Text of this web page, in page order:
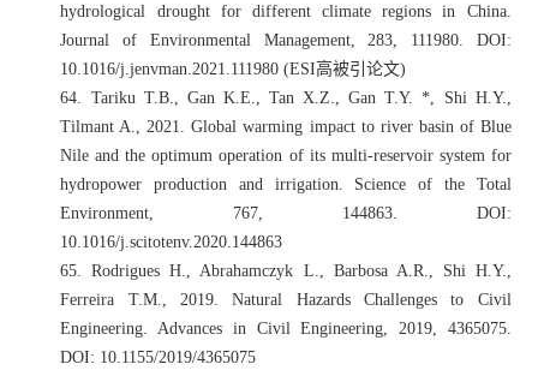
hydrological drought for different climate regions in China.
Journal of Environmental Management, 283, 111980. DOI:
10.1016/j.jenvman.2021.111980 (ESI高被引论文)
64. Tariku T.B., Gan K.E., Tan X.Z., Gan T.Y. *, Shi H.Y.,
Tilmant A., 2021. Global warming impact to river basin of Blue
Nile and the optimum operation of its multi-reservoir system for
hydropower production and irrigation. Science of the Total
Environment, 767, 144863. DOI:
10.1016/j.scitotenv.2020.144863
65.Rodrigues H., Abrahamczyk L., Barbosa A.R., Shi H.Y.,
Ferreira T.M., 2019. Natural Hazards Challenges to Civil
Engineering. Advances in Civil Engineering, 2019, 4365075.
DOI: 10.1155/2019/4365075